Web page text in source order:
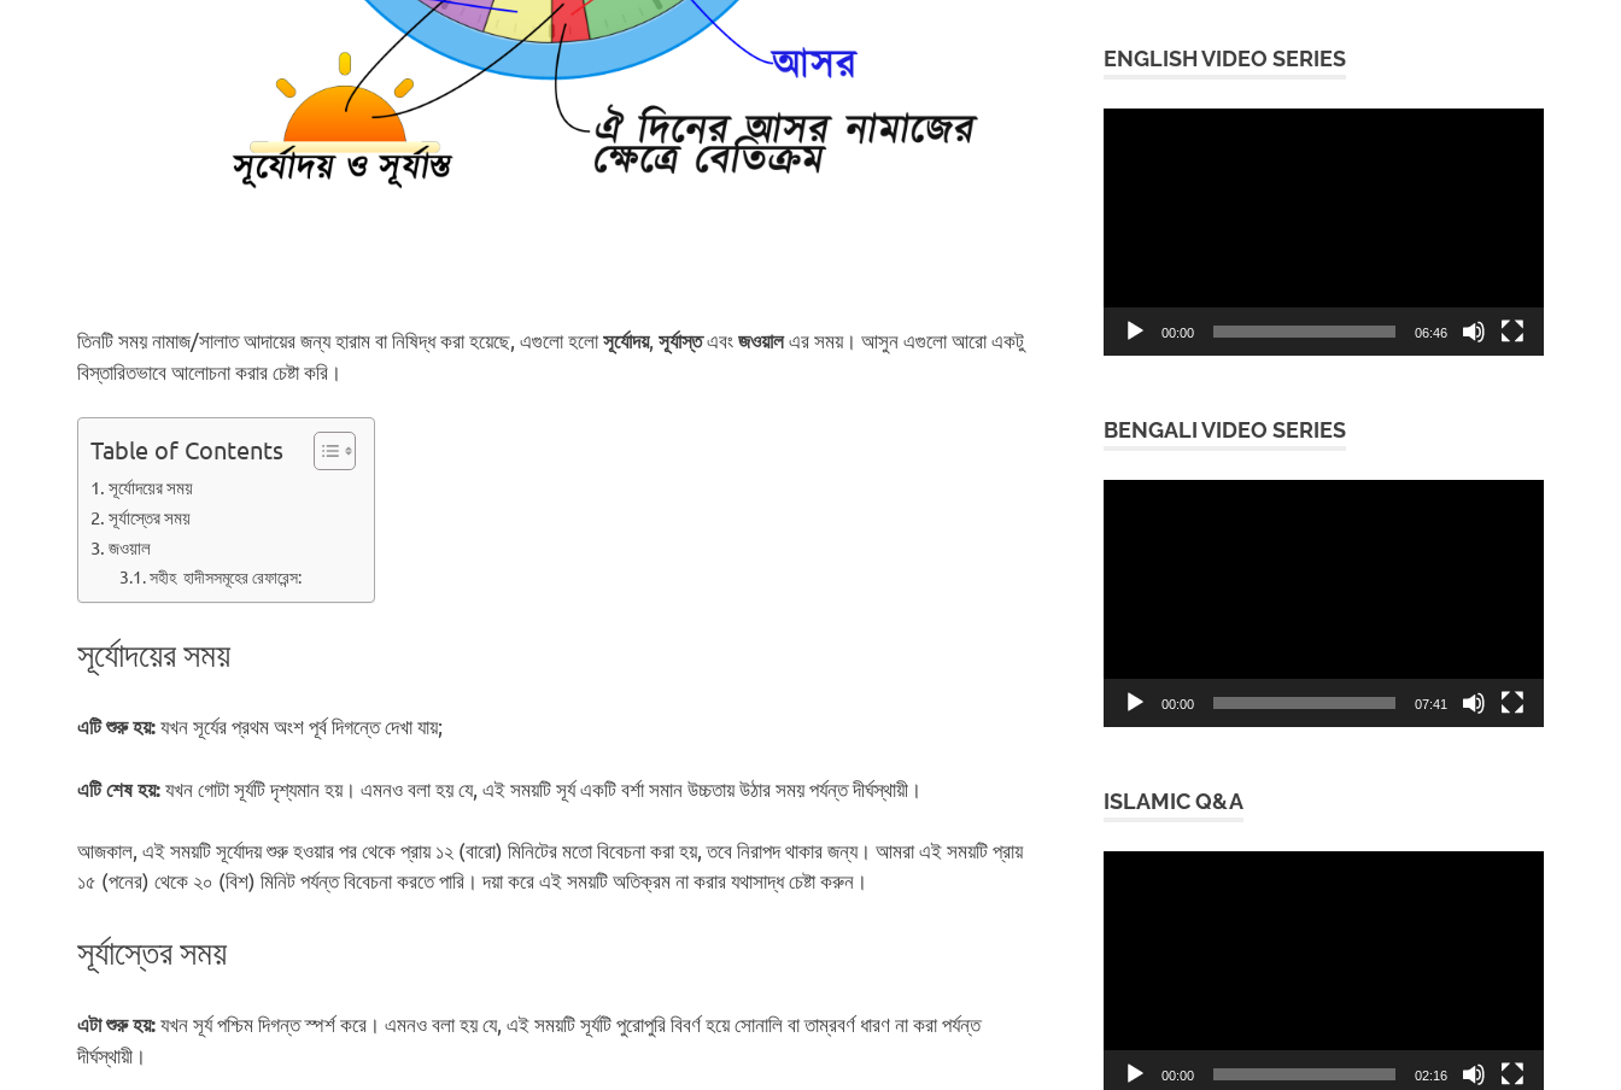
তিনটি সময় নামাজ/সালাত আদায়ের জন্য হারাম বা নিষিদ্ধ করা হয়েছে, এগুলো হলোসূর্যোদয়, সূর্যাস্তএবংজওয়ালএর সময়। আসুন এগুলো আরো একটু
বিস্তারিতভাবে আলোচনা করার চেষ্টা করি।
Table of Contents
সূর্যোদয়ের সময়
সূর্যাস্তের সময়
জওয়াল
সহীহ হাদীসসমূহের রেফারেন্স:
সূর্যোদয়ের সময়
এটি শুরু হয়:যখন সূর্যের প্রথম অংশ পূর্ব দিগন্তে দেখা যায়;
এটি শেষ হয়:যখন গোটা সূর্যটি দৃশ্যমান হয়। এমনও বলা হয় যে, এই সময়টি সূর্য একটি বর্শা সমান উচ্চতায় উঠার সময় পর্যন্ত দীর্ঘস্থায়ী।
আজকাল, এই সময়টি সূর্যোদয় শুরু হওয়ার পর থেকে প্রায় ১২ (বারো) মিনিটের মতো বিবেচনা করা হয়, তবে নিরাপদ থাকার জন্য। আমরা এই সময়টি প্রায়
১৫ (পনের) থেকে ২০ (বিশ) মিনিট পর্যন্ত বিবেচনা করতে পারি। দয়া করে এই সময়টি অতিক্রম না করার যথাসাদ্ধ চেষ্টা করুন।
সূর্যাস্তের সময়
এটা শুরু হয়:যখন সূর্য পশ্চিম দিগন্ত স্পর্শ করে। এমনও বলা হয় যে, এই সময়টি সূর্যটি পুরোপুরি বিবর্ণ হয়ে সোনালি বা তাম্রবর্ণ ধারণ না করা পর্যন্ত
দীর্ঘস্থায়ী।
ENGLISH VIDEO SERIES
00:00 06:46
BENGALI VIDEO SERIES
00:00 07:41
ISLAMIC Q&A
00:00 02:16